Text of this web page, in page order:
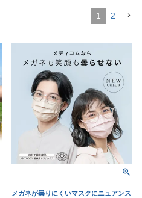
1 2
メガネが曇りにくいマスクにニュアンス